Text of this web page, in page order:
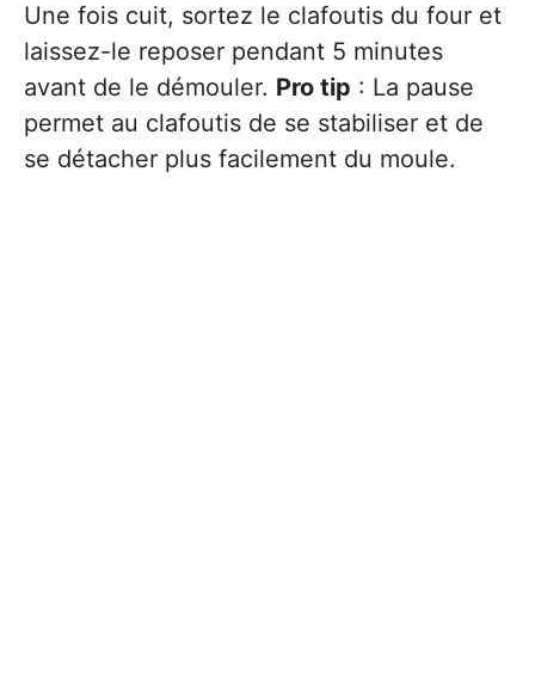
Une fois cuit, sortez le clafoutis du four et
laissez-le reposer pendant 5 minutes
avant de le démouler. Pro tip : La pause
permet au clafoutis de se stabiliser et de
se détacher plus facilement du moule.